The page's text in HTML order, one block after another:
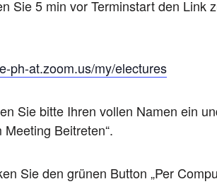
Sie 5 min vor Terminstart den Link
ph-at.zoom.us/my/electures
Sie bitte Ihren vollen Namen ein
Meeting Beitreten“.
Sie den grünen Button „Per